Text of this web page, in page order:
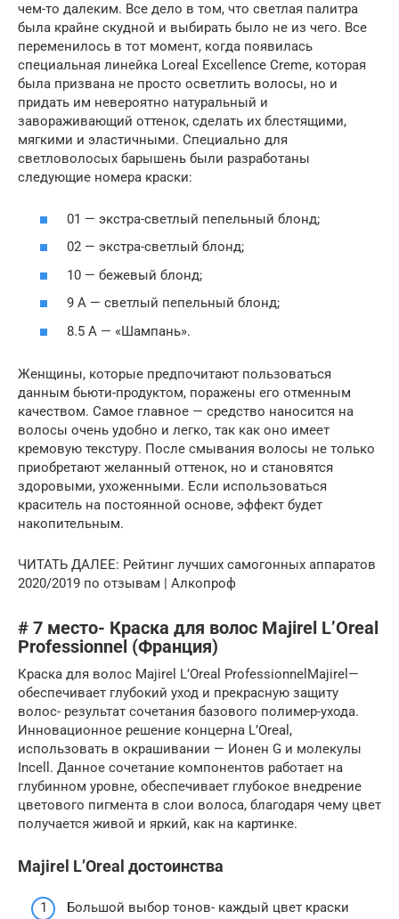
чем-то далеким. Все дело в том, что светлая палитра
была крайне скудной и выбирать было не из чего. Все
переменилось в тот момент, когда появилась
специальная линейка Loreal Excellence Creme, которая
была призвана не просто осветлить волосы, но и
придать им невероятно натуральный и
завораживающий оттенок, сделать их блестящими,
мягкими и эластичными. Специально для
светловолосых барышень были разработаны
следующие номера краски:
01 — экстра-светлый пепельный блонд;
02 — экстра-светлый блонд;
10 — бежевый блонд;
9 А — светлый пепельный блонд;
8.5 А — «Шампань».
Женщины, которые предпочитают пользоваться
данным бьюти-продуктом, поражены его отменным
качеством. Самое главное — средство наносится на
волосы очень удобно и легко, так как оно имеет
кремовую текстуру. После смывания волосы не только
приобретают желанный оттенок, но и становятся
здоровыми, ухоженными. Если использоваться
краситель на постоянной основе, эффект будет
накопительным.
ЧИТАТЬ ДАЛЕЕ: Рейтинг лучших самогонных аппаратов
2020/2019 по отзывам | Алкопроф
# 7 место- Краска для волос Majirel L’Oreal
Professionnel (Франция)
Краска для волос Majirel L’Oreal ProfessionnelMajirel—
обеспечивает глубокий уход и прекрасную защиту
волос- результат сочетания базового полимер-ухода.
Инновационное решение концерна L’Oreal,
использовать в окрашивании — Ионен G и молекулы
Incell. Данное сочетание компонентов работает на
глубинном уровне, обеспечивает глубокое внедрение
цветового пигмента в слои волоса, благодаря чему цвет
получается живой и яркий, как на картинке.
Majirel L’Oreal достоинства
Большой выбор тонов- каждый цвет краски